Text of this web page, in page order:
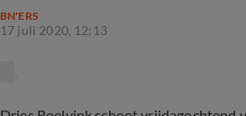
BN'ERS
17 juli 2020, 12:13